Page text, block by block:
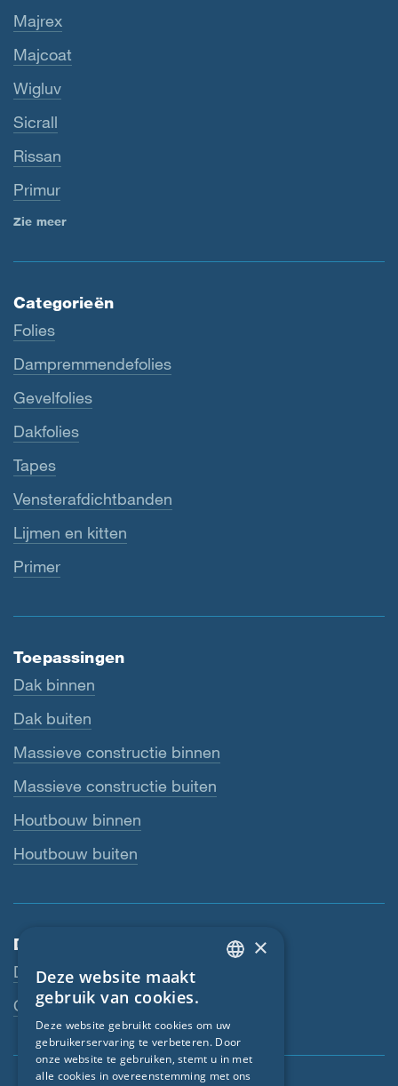
Majrex
Majcoat
Wigluv
Sicrall
Rissan
Primur
Zie meer
Categorieën
Folies
Dampremmendefolies
Gevelfolies
Dakfolies
Tapes
Vensterafdichtbanden
Lijmen en kitten
Primer
Toepassingen
Dak binnen
Dak buiten
Massieve constructie binnen
Massieve constructie buiten
Houtbouw binnen
Houtbouw buiten
Dienstverlening
Downloads
Contactpersoon
FRENCH
CZECH
×
Deze website maakt
gebruik van cookies.
Deze website gebruikt cookies om uw
gebruikerservaring te verbeteren. Door
onze website te gebruiken, stemt u in met
alle cookies in overeenstemming met ons